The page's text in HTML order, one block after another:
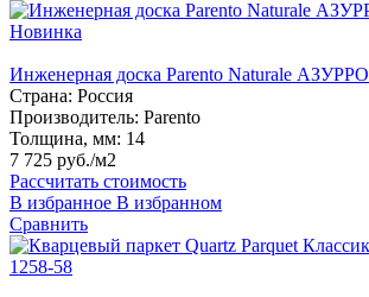
Новинка
Инженерная доска Parento Naturale АЗУРРО
Страна: Россия
Производитель: Parento
Толщина, мм: 14
7 725 руб./м2
Рассчитать стоимость
В избранное В избранном
Сравнить